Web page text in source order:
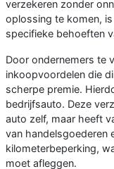
verzekeren zonder
oplossing te komen,
specifieke behoeften
Door ondernemers te
inkoopvoordelen die
scherpe premie.
bedrijfsauto. Deze
auto zelf, maar heeft
van handelsgoederen
kilometerbeperking,
moet afleggen.